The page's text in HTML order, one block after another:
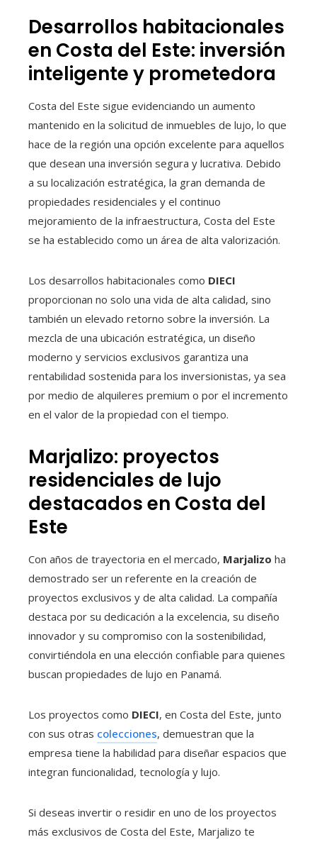
Desarrollos habitacionales
en Costa del Este: inversión
inteligente y prometedora
Costa del Este sigue evidenciando un aumento
mantenido en la solicitud de inmuebles de lujo, lo que
hace de la región una opción excelente para aquellos
que desean una inversión segura y lucrativa. Debido
a su localización estratégica, la gran demanda de
propiedades residenciales y el continuo
mejoramiento de la infraestructura, Costa del Este
se ha establecido como un área de alta valorización.
Los desarrollos habitacionales como DIECI
proporcionan no solo una vida de alta calidad, sino
también un elevado retorno sobre la inversión. La
mezcla de una ubicación estratégica, un diseño
moderno y servicios exclusivos garantiza una
rentabilidad sostenida para los inversionistas, ya sea
por medio de alquileres premium o por el incremento
en el valor de la propiedad con el tiempo.
Marjalizo: proyectos
residenciales de lujo
destacados en Costa del
Este
Con años de trayectoria en el mercado, Marjalizo ha
demostrado ser un referente en la creación de
proyectos exclusivos y de alta calidad. La compañía
destaca por su dedicación a la excelencia, su diseño
innovador y su compromiso con la sostenibilidad,
convirtiéndola en una elección confiable para quienes
buscan propiedades de lujo en Panamá.
Los proyectos como DIECI, en Costa del Este, junto
con sus otras colecciones, demuestran que la
empresa tiene la habilidad para diseñar espacios que
integran funcionalidad, tecnología y lujo.
Si deseas invertir o residir en uno de los proyectos
más exclusivos de Costa del Este, Marjalizo te